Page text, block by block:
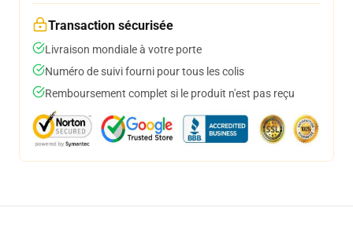
Transaction sécurisée
Livraison mondiale à votre porte
Numéro de suivi fourni pour tous les colis
Remboursement complet si le produit n'est pas reçu